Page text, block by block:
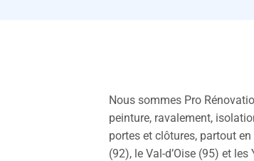
Nous sommes Pro
peinture, ravalement,
portes et clôtures, partout
(92), le Val-d’Oise (95) et les